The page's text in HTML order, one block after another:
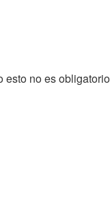
esto no es